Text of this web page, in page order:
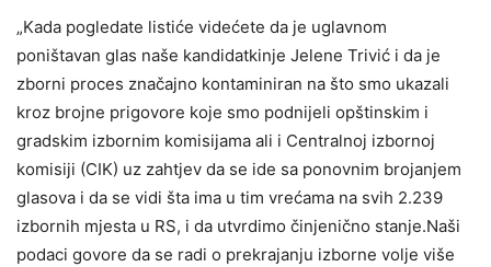
„Kada pogledate listiće videćete da je uglavnom
poništavan glas naše kandidatkinje Jelene Trivić i da je
zborni proces značajno kontaminiran na što smo ukazali
kroz brojne prigovore koje smo podnijeli opštinskim i
gradskim izbornim komisijama ali i Centralnoj izbornoj
komisiji (CIK) uz zahtjev da se ide sa ponovnim brojanjem
glasova i da se vidi šta ima u tim vrećama na svih 2.239
izbornih mjesta u RS, i da utvrdimo činjenično stanje.Naši
podaci govore da se radi o prekrajanju izborne volje više